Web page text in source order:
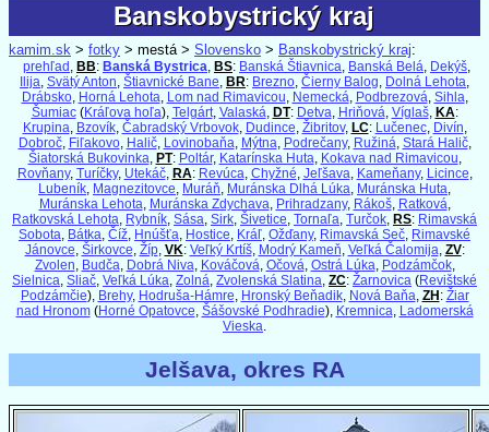
Banskobystrický kraj
Banskobystrický kraj
kamim.sk > fotky > mestá > Slovensko > Banskobystrický kraj:
prehľad , BB: Banská Bystrica, BS: Banská Štiavnica, Banská Belá, Dekýš,
Ilija, Svätý Anton, Štiavnické Bane, BR: Brezno, Čierny Balog, Dolná Lehota,
Drábsko, Horná Lehota, Lom nad Rimavicou, Nemecká, Podbrezová, Sihla,
Šumiac(Kráľova hoľa), Telgárt, Valaská, DT: Detva, Hriňová, Víglaš, KA:
Krupina, Bzovík, Čabradský Vrbovok, Dudince, Žibritov, LC: Lučenec, Divín,
Dobroč, Fiľakovo, Halič, Lovinobaňa, Mýtna, Podrečany, Ružiná, Stará Halič,
Šiatorská Bukovinka, PT: Poltár, Katarínska Huta, Kokava nad Rimavicou,
Rovňany, Turíčky, Utekáč, RA: Revúca, Chyžné, Jeľšava, Kameňany, Licince,
Lubeník, Magnezitovce, Muráň, Muránska Dlhá Lúka, Muránska Huta,
Muránska Lehota, Muránska Zdychava, Prihradzany, Rákoš, Ratková,
Ratkovská Lehota, Rybník, Sása, Sirk, Šivetice, Tornaľa, Turčok, RS: Rimavská
Sobota, Bátka, Číž, Hnúšťa, Hostice, Kráľ, Ožďany, Rimavská Seč, Rimavské
Jánovce, Širkovce, Žíp, VK: Veľký Krtíš, Modrý Kameň, Veľká Čalomija, ZV:
Zvolen, Budča, Dobrá Niva, Kováčová, Očová, Ostrá Lúka, Podzámčok,
Sielnica, Sliač, Veľká Lúka, Zolná, Zvolenská Slatina, ZC: Žarnovica (Revištské
Podzámčie), Brehy, Hodruša-Hámre, Hronský Beňadik, Nová Baňa, ZH : Žiar
nad Hronom(Horné Opatovce, Šášovské Podhradie), Kremnica, Ladomerská
Vieska.
Jelšava, okres RA